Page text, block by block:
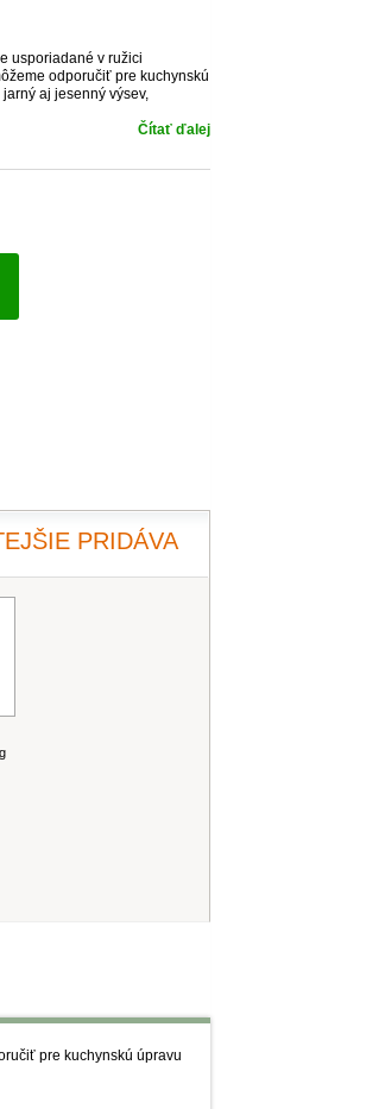
usporiadané v ružici
odporučiť pre kuchynskú
aj jesenný výsev,
Čítať ďalej
PRIDÁVA
pre kuchynskú úpravu